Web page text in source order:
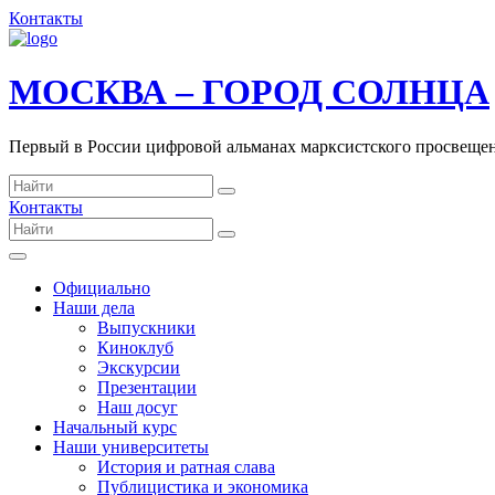
Контакты
МОСКВА – ГОРОД СОЛНЦА
Первый в России цифровой альманах марксистского
Контакты
Официально
Наши дела
Выпускники
Киноклуб
Экскурсии
Презентации
Наш досуг
Начальный курс
Наши университеты
История и ратная слава
Публицистика и экономика